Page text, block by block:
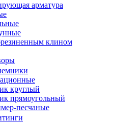
арматура
клином
круглый
прямоугольный
песчаные